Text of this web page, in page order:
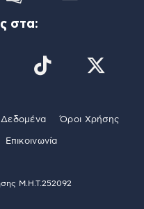
στα:
Δεδομένα Όροι Χρήσης
Επικοινωνία
Μ.Η.Τ.252092